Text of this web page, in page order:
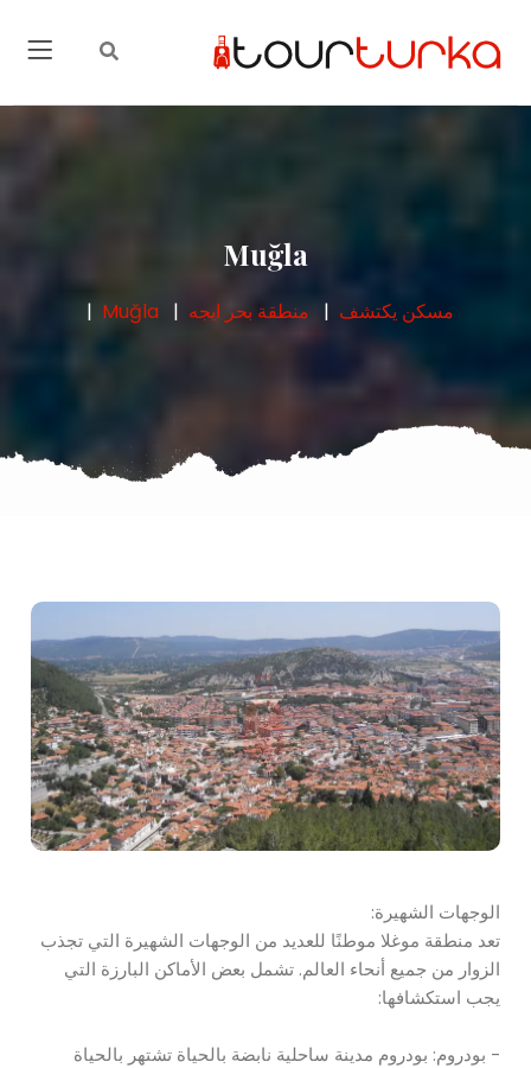
Muğla
مسكن يكتشف منطقة بحر ايجه Muğla
الوجهات الشهيرة:
تعد منطقة موغلا موطنًا للعديد من الوجهات الشهيرة التي تجذب
الزوار من جميع أنحاء العالم. تشمل بعض الأماكن البارزة التي
يجب استكشافها:
- بودروم: بودروم مدينة ساحلية نابضة بالحياة تشتهر بالحياة